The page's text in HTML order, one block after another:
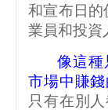
和宣布日的
業員和投資
像這種
市場中賺錢
只有在別